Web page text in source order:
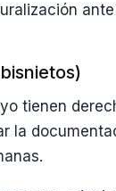
tienen
la